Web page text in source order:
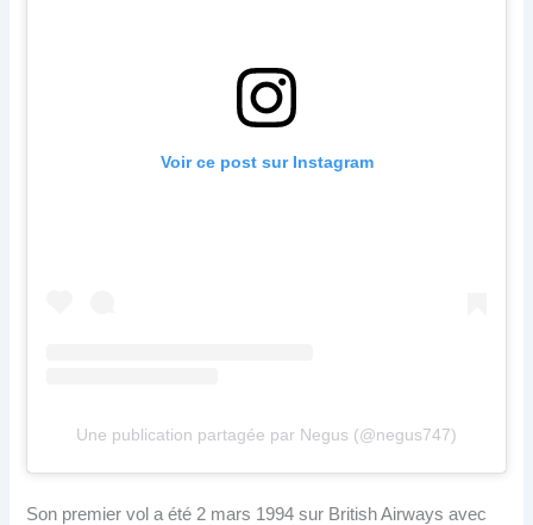
Voir ce post sur Instagram
Une publication partagée par Negus (@negus747)
Son premier vol a été 2 mars 1994 sur British Airways avec